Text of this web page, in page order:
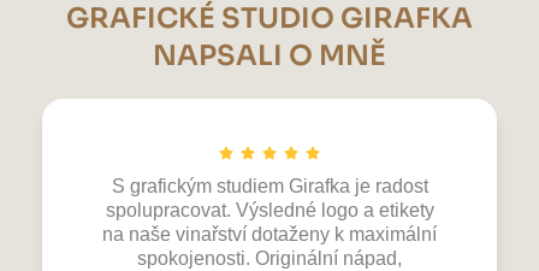
GRAFICKÉ STUDIO GIRAFKA
NAPSALI O MNĚ
S grafickým studiem Girafka je radost
spolupracovat. Výsledné logo a etikety
na naše vinařství dotaženy k maximální
spokojenosti. Originální nápad,